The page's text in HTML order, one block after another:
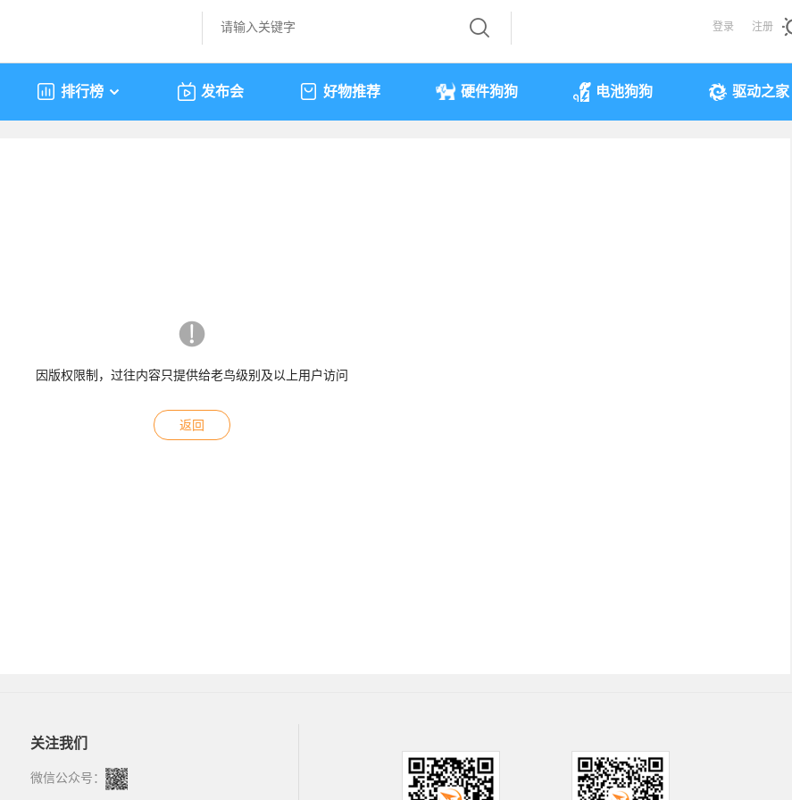
登录 注册
排行榜 发布会 好物推荐 硬件狗狗 电池狗狗 驱动之家
因版权限制，过往内容只提供给老鸟级别及以上用户访问
返回
关注我们
微信公众号：